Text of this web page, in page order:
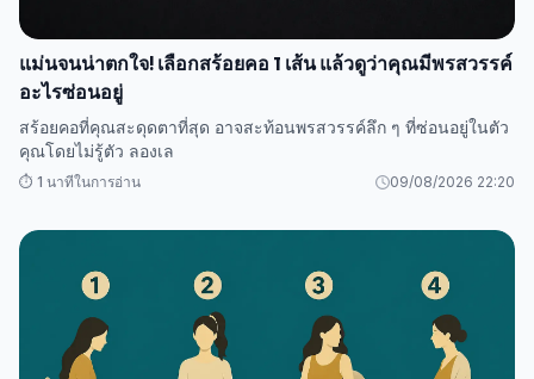
แม่นจนน่าตกใจ! เลือกสร้อยคอ 1 เส้น แล้วดูว่าคุณมีพรสวรรค์
อะไรซ่อนอยู่
สร้อยคอที่คุณสะดุดตาที่สุด อาจสะท้อนพรสวรรค์ลึก ๆ ที่ซ่อนอยู่ในตัว
คุณโดยไม่รู้ตัว ลองเล
⏱️ 1 นาทีในการอ่าน 09/08/2026 22:20